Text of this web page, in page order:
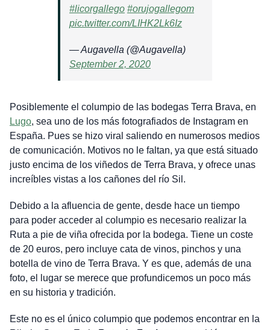
#licorgallego #orujogallegom
pic.twitter.com/LIHK2Lk6Iz
— Augavella (@Augavella)
September 2, 2020
Posiblemente el columpio de las bodegas Terra Brava, en
Lugo, sea uno de los más fotografiados de Instagram en
España. Pues se hizo viral saliendo en numerosos medios
de comunicación. Motivos no le faltan, ya que está situado
justo encima de los viñedos de Terra Brava, y ofrece unas
increíbles vistas a los cañones del río Sil.
Debido a la afluencia de gente, desde hace un tiempo
para poder acceder al columpio es necesario realizar la
Ruta a pie de viña ofrecida por la bodega. Tiene un coste
de 20 euros, pero incluye cata de vinos, pinchos y una
botella de vino de Terra Brava. Y es que, además de una
foto, el lugar se merece que profundicemos un poco más
en su historia y tradición.
Este no es el único columpio que podemos encontrar en la